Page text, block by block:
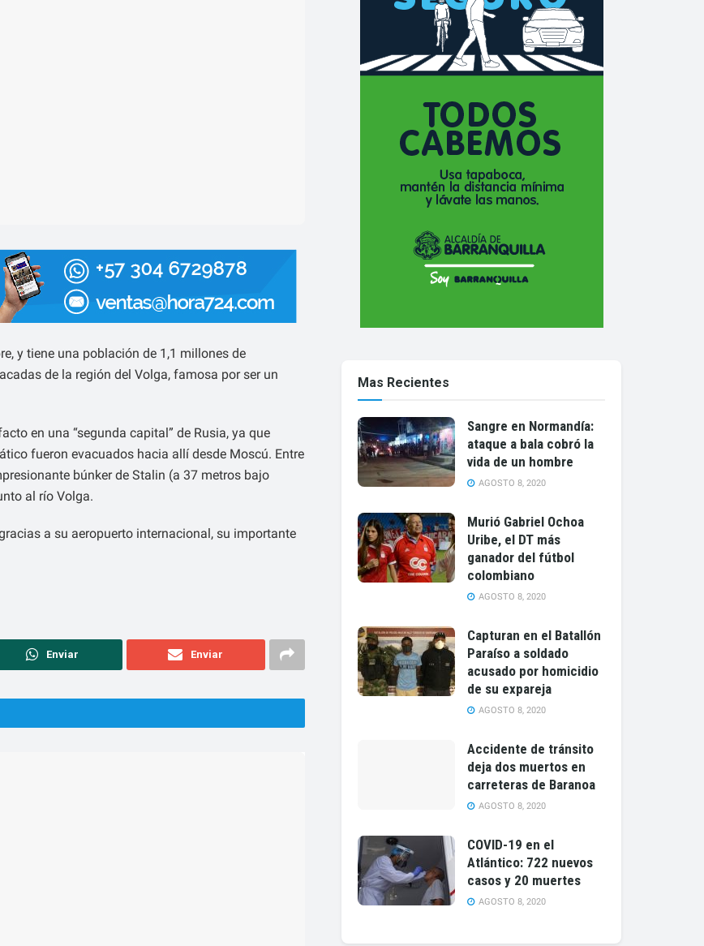
y tiene una población de 1,1 millones de
de la región del Volga, famosa por ser un
en una “segunda capital” de Rusia, ya que
fueron evacuados hacia allí desde Moscú. Entre
búnker de Stalin (a 37 metros bajo
al río Volga.
a su aeropuerto internacional, su importante
Enviar Enviar
Mas Recientes
Sangre en Normandía:
ataque a bala cobró la
vida de un hombre
AGOSTO 8, 2020
Murió Gabriel Ochoa
Uribe, el DT más
ganador del fútbol
colombiano
AGOSTO 8, 2020
Capturan en el Batallón
Paraíso a soldado
acusado por homicidio
de su expareja
AGOSTO 8, 2020
Accidente de tránsito
deja dos muertos en
carreteras de Baranoa
AGOSTO 8, 2020
COVID-19 en el
Atlántico: 722 nuevos
casos y 20 muertes
AGOSTO 8, 2020